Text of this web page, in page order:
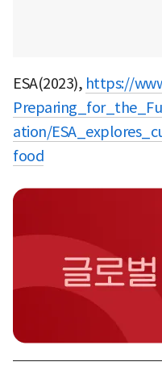
ESA(2023), https://
ation/
food